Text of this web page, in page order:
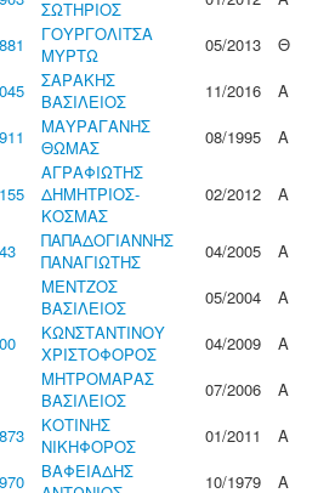
ΣΩΤΗΡΙΟΣ
ΓΟΥΡΓΟΛΙΤΣΑ
ΜΥΡΤΩ
05/2013
Θ
ΣΑΡΑΚΗΣ
ΒΑΣΙΛΕΙΟΣ
11/2016
Α
ΜΑΥΡΑΓΑΝΗΣ
ΘΩΜΑΣ
08/1995 Α
ΑΓΡΑΦΙΩΤΗΣ
ΔΗΜΗΤΡΙΟΣ-
ΚΟΣΜΑΣ
02/2012 Α
ΠΑΠΑΔΟΓΙΑΝΝΗΣ
ΠΑΝΑΓΙΩΤΗΣ
04/2005
Α
ΜΕΝΤΖΟΣ
ΒΑΣΙΛΕΙΟΣ
05/2004
Α
ΚΩΝΣΤΑΝΤΙΝΟΥ
ΧΡΙΣΤΟΦΟΡΟΣ
04/2009
Α
ΜΗΤΡΟΜΑΡΑΣ
ΒΑΣΙΛΕΙΟΣ
07/2006
Α
ΚΟΤΙΝΗΣ
ΝΙΚΗΦΟΡΟΣ
01/2011
Α
ΒΑΦΕΙΑΔΗΣ
10/1979 Α